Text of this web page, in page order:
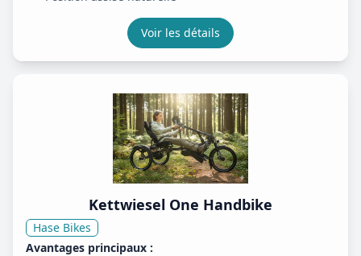
Voir les détails
Kettwiesel One Handbike
Hase Bikes
Avantages principaux :